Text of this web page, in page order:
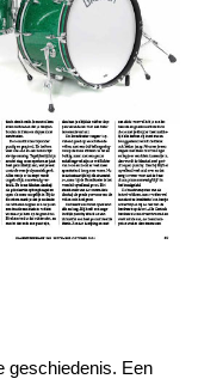
geschiedenis. Een